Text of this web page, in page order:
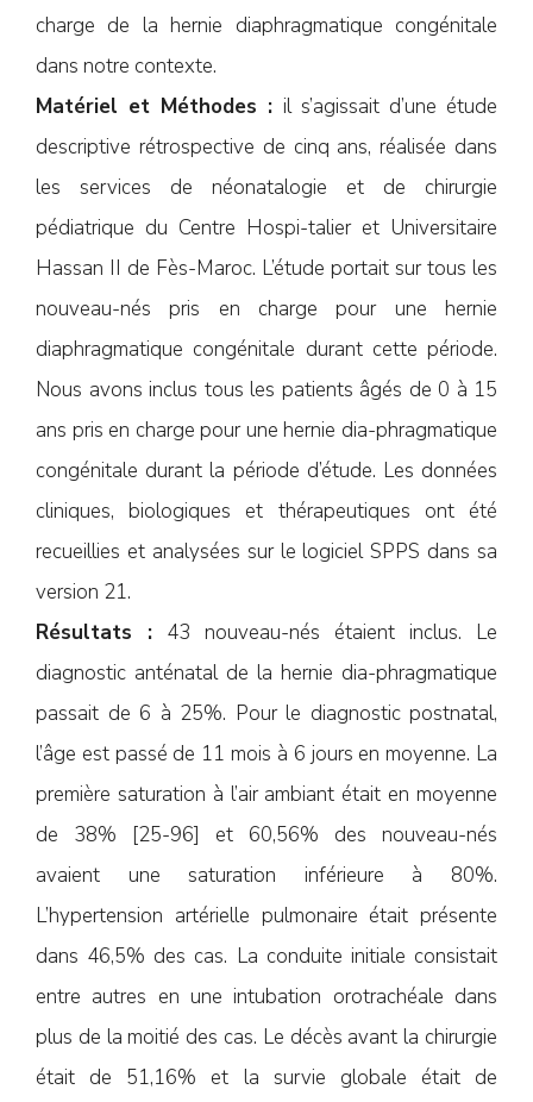
charge de la hernie diaphragmatique congénitale
dans notre contexte.
Matériel et Méthodes : il s’agissait d’une étude
descriptive rétrospective de cinq ans, réalisée dans
les services de néonatalogie et de chirurgie
pédiatrique du Centre Hospi-talier et Universitaire
Hassan II de Fès-Maroc. L’étude portait sur tous les
nouveau-nés pris en charge pour une hernie
diaphragmatique congénitale durant cette période.
Nous avons inclus tous les patients âgés de 0 à 15
ans pris en charge pour une hernie dia-phragmatique
congénitale durant la période d’étude. Les données
cliniques, biologiques et thérapeutiques ont été
recueillies et analysées sur le logiciel SPPS dans sa
version 21.
Résultats : 43 nouveau-nés étaient inclus. Le
diagnostic anténatal de la hernie dia-phragmatique
passait de 6 à 25%. Pour le diagnostic postnatal,
l’âge est passé de 11 mois à 6 jours en moyenne. La
première saturation à l’air ambiant était en moyenne
de 38% [25-96] et 60,56% des nouveau-nés
avaient une saturation inférieure à 80%.
L’hypertension artérielle pulmonaire était présente
dans 46,5% des cas. La conduite initiale consistait
entre autres en une intubation orotrachéale dans
plus de la moitié des cas. Le décès avant la chirurgie
était de 51,16% et la survie globale était de